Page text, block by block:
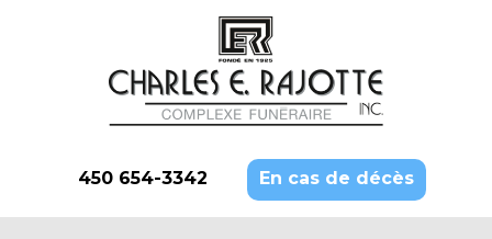
450 654-3342 En cas de décès